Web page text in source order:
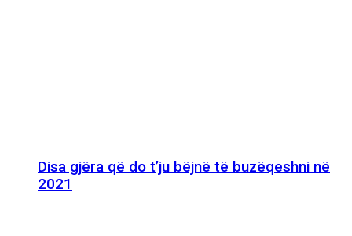
Disa gjëra që do t’ju bëjnë të buzëqeshni në
2021